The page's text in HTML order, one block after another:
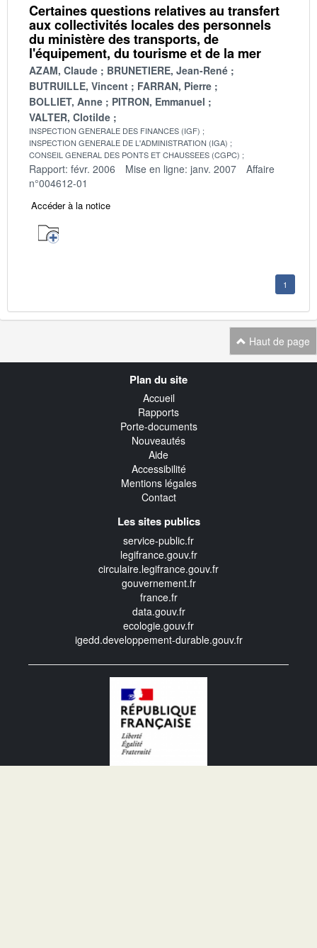
Certaines questions relatives au transfert
aux collectivités locales des personnels
du ministère des transports, de
l'équipement, du tourisme et de la mer
AZAM, Claude
BRUNETIERE, Jean-René
BUTRUILLE, Vincent
FARRAN, Pierre
BOLLIET, Anne
PITRON, Emmanuel
VALTER, Clotilde
INSPECTION GENERALE DES FINANCES (IGF)
INSPECTION GENERALE DE L'ADMINISTRATION (IGA)
CONSEIL GENERAL DES PONTS ET CHAUSSEES (CGPC)
Rapport: févr. 2006 Mise en ligne: janv. 2007
Affaire
n°004612-01
Accéder à la notice
1
Haut de page
Plan du site
Accueil
Rapports
Porte-documents
Nouveautés
Aide
Accessibilité
Mentions légales
Contact
Les sites publics
service-public.fr
legifrance.gouv.fr
circulaire.legifrance.gouv.fr
gouvernement.fr
france.fr
data.gouv.fr
ecologie.gouv.fr
igedd.developpement-durable.gouv.fr